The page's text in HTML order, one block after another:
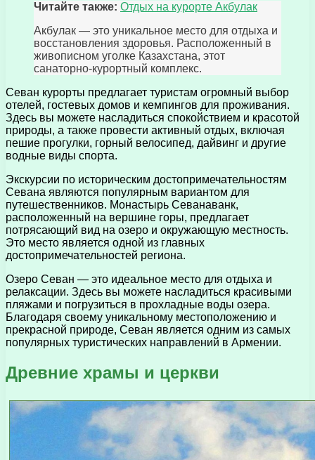
Читайте также: Отдых на курорте Акбулак
Акбулак — это уникальное место для отдыха и
восстановления здоровья. Расположенный в
живописном уголке Казахстана, этот
санаторно-курортный комплекс.
Севан курорты предлагает туристам огромный выбор
отелей, гостевых домов и кемпингов для проживания.
Здесь вы можете насладиться спокойствием и красотой
природы, а также провести активный отдых, включая
пешие прогулки, горный велосипед, дайвинг и другие
водные виды спорта.
Экскурсии по историческим достопримечательностям
Севана являются популярным вариантом для
путешественников. Монастырь Севанаванк,
расположенный на вершине горы, предлагает
потрясающий вид на озеро и окружающую местность.
Это место является одной из главных
достопримечательностей региона.
Озеро Севан — это идеальное место для отдыха и
релаксации. Здесь вы можете насладиться красивыми
пляжами и погрузиться в прохладные воды озера.
Благодаря своему уникальному местоположению и
прекрасной природе, Севан является одним из самых
популярных туристических направлений в Армении.
Древние храмы и церкви